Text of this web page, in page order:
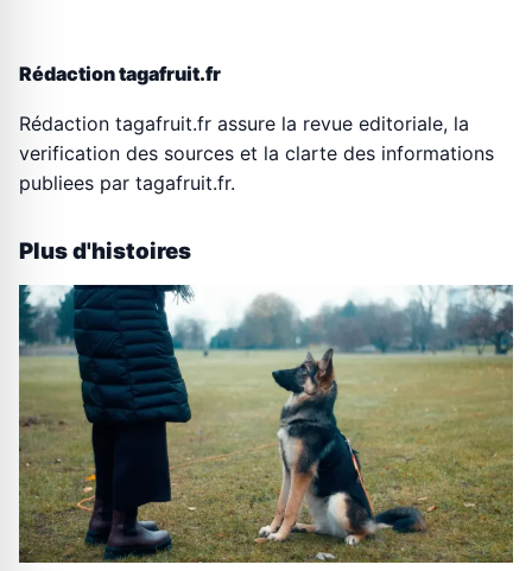
Rédaction tagafruit.fr
Rédaction tagafruit.fr assure la revue editoriale, la
verification des sources et la clarte des informations
publiees par tagafruit.fr.
Plus d'histoires